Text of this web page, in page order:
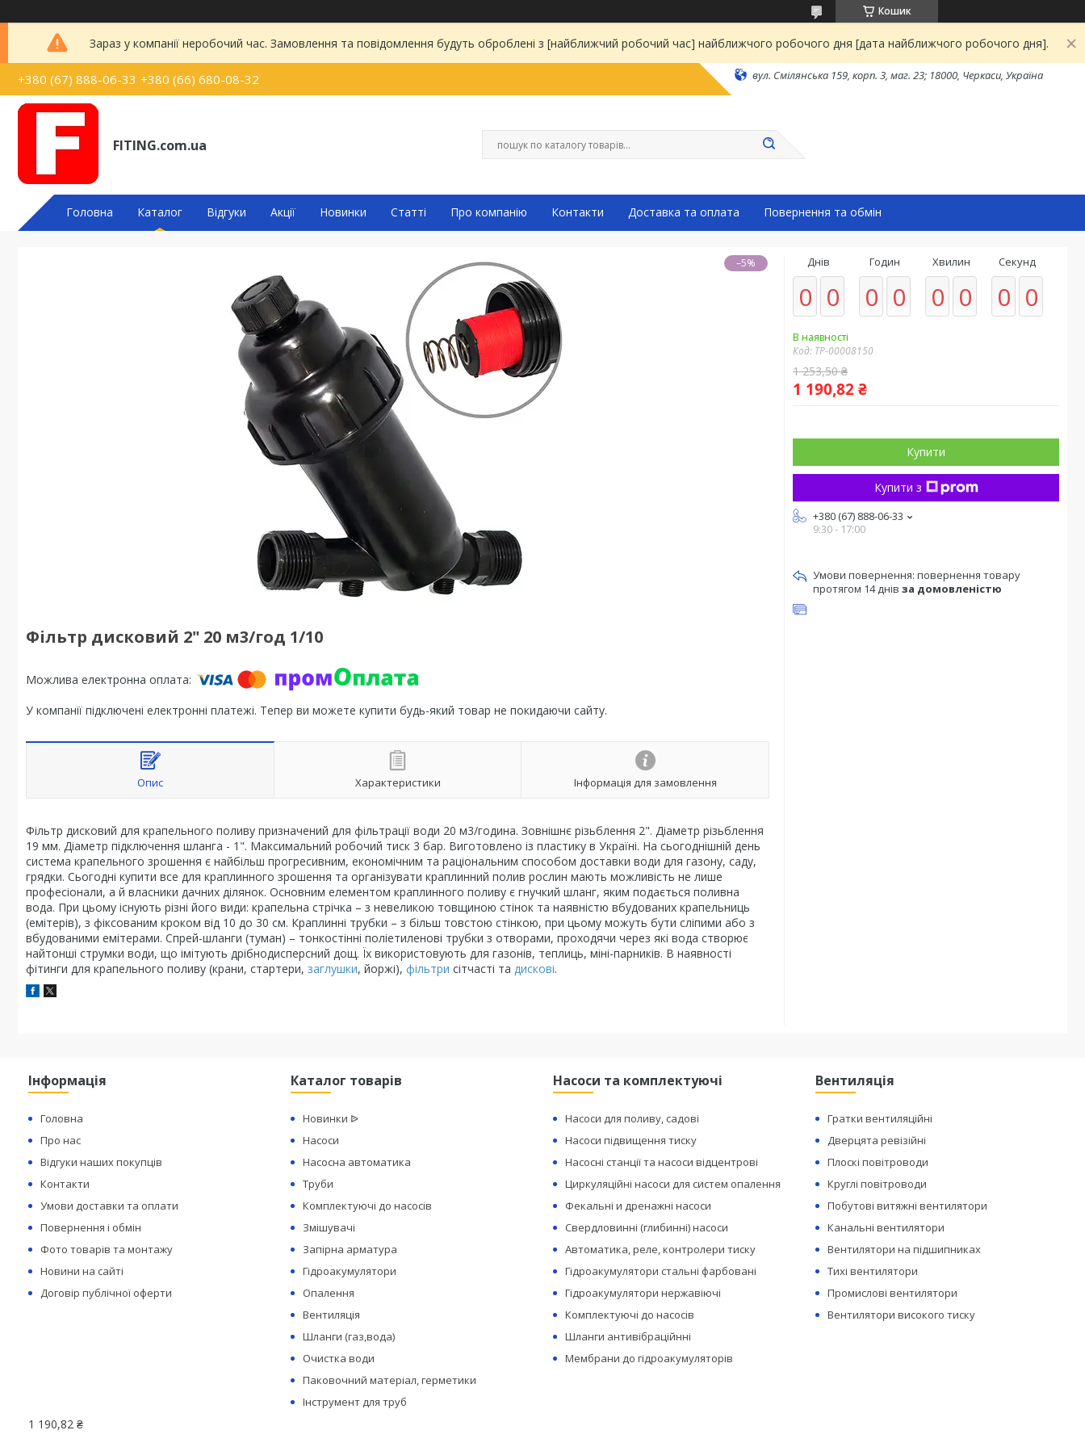
Кошик
Зараз у компанії неробочий час. Замовлення та повідомлення будуть оброблені з [найближчий робочий час] найближчого робочого дня [дата найближчого робочого дня].
+380 (67) 888-06-33 +380 (66) 680-08-32 вул. Смілянська 159, корп. 3, маг. 23; 18000, Черкаси, Україна
FITING.com.ua
Головна Каталог Відгуки Акції Новинки Статті Про компанію Контакти Доставка та оплата Повернення та обмін
–5%
Фільтр дисковий 2" 20 м3/год 1/10
У компанії підключені електронні платежі. Тепер ви можете купити будь-який товар не покидаючи сайту.
Опис Характеристики Інформація для замовлення
Фільтр дисковий для крапельного поливу призначений для фільтрації води 20 м3/година. Зовнішнє різьблення 2". Діаметр різьблення
19 мм. Діаметр підключення шланга - 1". Максимальний робочий тиск 3 бар. Виготовлено із пластику в Україні. На сьогоднішній день
система крапельного зрошення є найбільш прогресивним, економічним та раціональним способом доставки води для газону, саду,
грядки. Сьогодні купити все для краплинного зрошення та організувати краплинний полив рослин мають можливість не лише
професіонали, а й власники дачних ділянок. Основним елементом краплинного поливу є гнучкий шланг, яким подається поливна
вода. При цьому існують різні його види: крапельна стрічка – з невеликою товщиною стінок та наявністю вбудованих крапельниць
(емітерів), з фіксованим кроком від 10 до 30 см. Краплинні трубки – з більш товстою стінкою, при цьому можуть бути сліпими або з
вбудованими емітерами. Спрей-шланги (туман) – тонкостінні поліетиленові трубки з отворами, проходячи через які вода створює
найтонші струмки води, що імітують дрібнодисперсний дощ. Їх використовують для газонів, теплиць, міні-парників. В наявності
фітинги для крапельного поливу (крани, стартери, заглушки, йоржі), фільтри сітчасті та дискові.
Днів
0 0
Годин
0 0
Хвилин
0 0
Секунд
0 0
В наявності
Код: ТР-00008150
1 253,50 ₴
1 190,82 ₴
Купити
Купити з
+380 (67) 888-06-33
9:30 - 17:00
повернення товару
протягом 14 днів за домовленістю
Інформація
Головна
Про нас
Відгуки наших покупців
Контакти
Умови доставки та оплати
Повернення і обмін
Фото товарів та монтажу
Новини на сайті
Договір публічної оферти
Каталог товарів
Новинки ᐉ
Насоси
Насосна автоматика
Труби
Комплектуючі до насосів
Змішувачі
Запірна арматура
Гідроакумулятори
Опалення
Вентиляція
Шланги (газ,вода)
Очистка води
Паковочний матеріал, герметики
Інструмент для труб
Насоси та комплектуючі
Насоси для поливу, садові
Насоси підвищення тиску
Насосні станції та насоси відцентрові
Циркуляційні насоси для систем опалення
Фекальні и дренажні насоси
Свердловинні (глибинні) насоси
Автоматика, реле, контролери тиску
Гідроакумулятори стальні фарбовані
Гідроакумулятори нержавіючі
Комплектуючі до насосів
Шланги антивібраційнні
Мембрани до гідроакумуляторів
Вентиляція
Гратки вентиляційні
Дверцята ревізійні
Плоскі повітроводи
Круглі повітроводи
Побутові витяжні вентилятори
Канальні вентилятори
Вентилятори на підшипниках
Тихі вентилятори
Промислові вентилятори
Вентилятори високого тиску
1 190,82 ₴